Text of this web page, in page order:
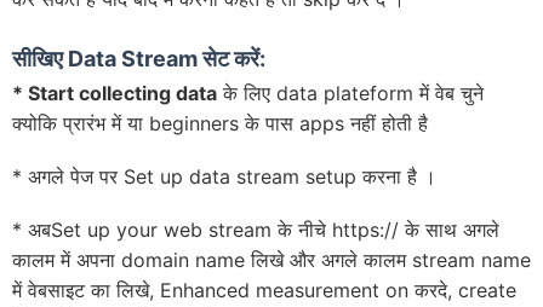
सीखिए Data Stream सेट करें:
* Start collecting data के लिए data plateform में वेब चुने
क्योकि प्रारंभ में या beginners के पास apps नहीं होती है
* अगले पेज पर Set up data stream setup करना है ।
* अबSet up your web stream के नीचे https:// के साथ अगले
कालम में अपना domain name लिखे और अगले कालम stream name
में वेबसाइट का लिखे, Enhanced measurement on करदे, create